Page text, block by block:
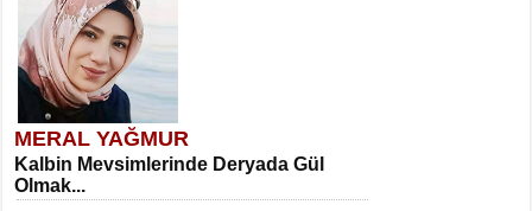
MERAL YAĞMUR
Kalbin Mevsimlerinde Deryada Gül
Olmak...